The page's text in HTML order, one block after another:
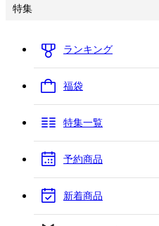
特集
ランキング
福袋
特集一覧
予約商品
新着商品